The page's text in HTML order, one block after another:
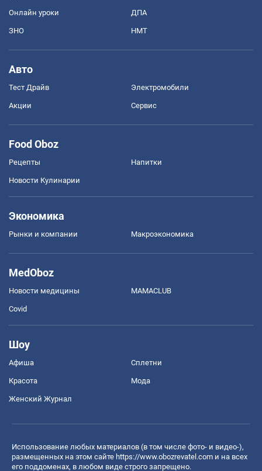
Онлайн уроки ДПА
ЗНО НМТ
Авто
Тест Драйв Электромобили
Акции Сервис
Food Oboz
Рецепты Напитки
Новости Кулинарии
Экономика
Рынки и компании Mакроэкономика
MedOboz
Новости медицины MAMACLUB
Covid
Шоу
Афиша Сплетни
Красота Мода
Женский Журнал
Использование любых материалов (в том числе фото- и видео-),
размещенных на этом сайте https://www.obozrevatel.com и на всех
его поддоменах, в любом виде строго запрещено.